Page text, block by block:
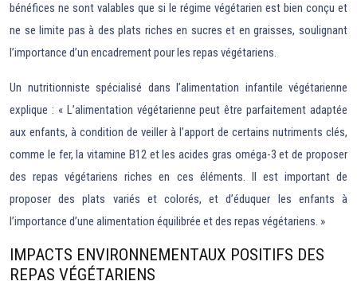
bénéfices ne sont valables que si le régime végétarien est bien conçu et
ne se limite pas à des plats riches en sucres et en graisses, soulignant
l’importance d’un encadrement pour les repas végétariens.
Un nutritionniste spécialisé dans l’alimentation infantile végétarienne
explique : « L’alimentation végétarienne peut être parfaitement adaptée
aux enfants, à condition de veiller à l’apport de certains nutriments clés,
comme le fer, la vitamine B12 et les acides gras oméga-3 et de proposer
des repas végétariens riches en ces éléments. Il est important de
proposer des plats variés et colorés, et d’éduquer les enfants à
l’importance d’une alimentation équilibrée et des repas végétariens. »
IMPACTS ENVIRONNEMENTAUX POSITIFS DES
REPAS VÉGÉTARIENS